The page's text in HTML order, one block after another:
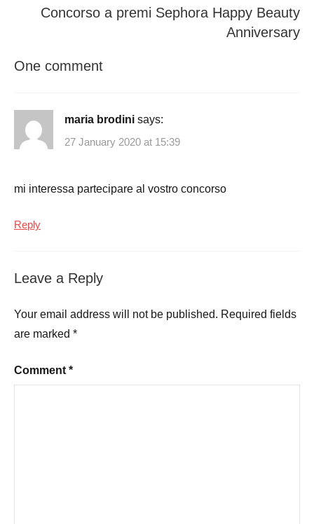
Concorso a premi Sephora Happy Beauty
Anniversary
One comment
maria brodini says:
27 January 2020 at 15:39
mi interessa partecipare al vostro concorso
Reply
Leave a Reply
Your email address will not be published. Required fields
are marked *
Comment *